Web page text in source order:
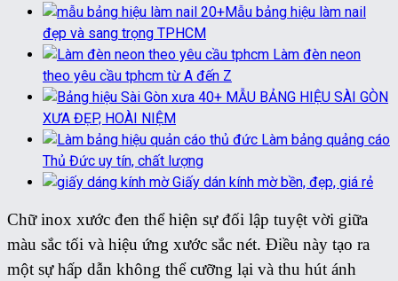
20+Mẫu bảng hiệu làm nail
đẹp và sang trọng TPHCM
Làm đèn neon
theo yêu cầu tphcm từ A đến Z
40+ MẪU BẢNG HIỆU SÀI GÒN
XƯA ĐẸP, HOÀI NIỆM
Làm bảng quảng cáo
Thủ Đức uy tín, chất lượng
Giấy dán kính mờ bền, đẹp, giá rẻ
Chữ inox xước đen thể hiện sự đối lập tuyệt vời giữa
màu sắc tối và hiệu ứng xước sắc nét. Điều này tạo ra
một sự hấp dẫn không thể cưỡng lại và thu hút ánh